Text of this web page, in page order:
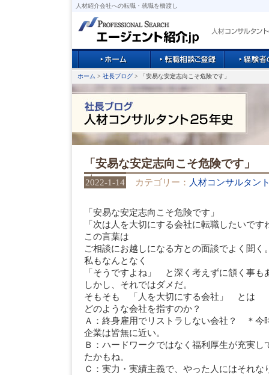
人材紹介会社への転職・就職を橋渡し
ホーム > 社長ブログ > 「安易な安定志向こそ危険です」
「安易な安定志向こそ危険です」
2022-1-14 カテゴリー： 人材コンサルタン
「安易な安定志向こそ危険です」
「次は人を大切にする会社に転職したいです
この言葉は
ご相談にお越しになる方との面談でよく聞く
私もなんとなく
「そうですよね」 と深く考えずに頷く事も
しかし、それではダメだ。
そもそも 「人を大切にする会社」 とは
どのような会社を指すのか？
Ａ：終身雇用でリストラしない会社？ ＊今
企業は皆無に近い。
Ｂ：ハードワークではなく福利厚生が充実
たかもね。
Ｃ：実力・実績主義で、やった人にはそれな